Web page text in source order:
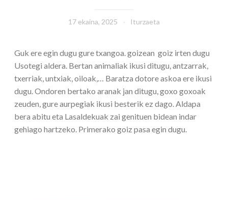
17 ekaina, 2025 Iturzaeta
Guk ere egin dugu gure txangoa. goizean goiz irten dugu
Usotegi aldera. Bertan animaliak ikusi ditugu, antzarrak,
txerriak, untxiak, oiloak,… Baratza dotore askoa ere ikusi
dugu. Ondoren bertako aranak jan ditugu, goxo goxoak
zeuden, gure aurpegiak ikusi besterik ez dago. Aldapa
bera abitu eta Lasaldekuak zai genituen bidean indar
gehiago hartzeko. Primerako goiz pasa egin dugu.